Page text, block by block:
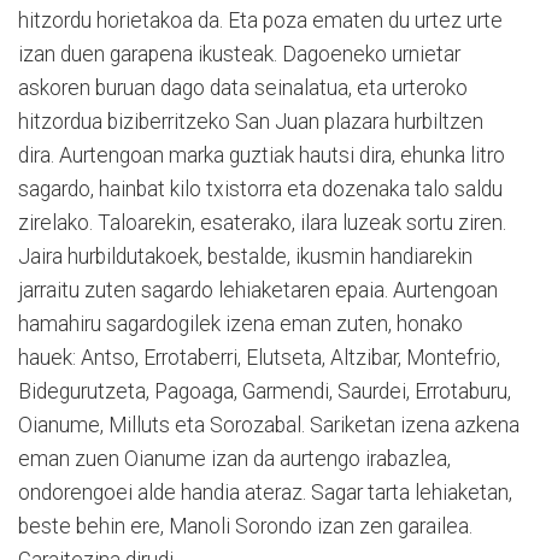
hitzordu horietakoa da. Eta poza ematen du urtez urte
izan duen garapena ikusteak. Dagoeneko urnietar
askoren buruan dago data seinalatua, eta urteroko
hitzordua biziberritzeko San Juan plazara hurbiltzen
dira. Aurtengoan marka guztiak hautsi dira, ehunka litro
sagardo, hainbat kilo txistorra eta dozenaka talo saldu
zirelako. Taloarekin, esaterako, ilara luzeak sortu ziren.
Jaira hurbildutakoek, bestalde, ikusmin handiarekin
jarraitu zuten sagardo lehiaketaren epaia. Aurtengoan
hamahiru sagardogilek izena eman zuten, honako
hauek: Antso, Errotaberri, Elutseta, Altzibar, Montefrio,
Bidegurutzeta, Pagoaga, Garmendi, Saurdei, Errotaburu,
Oianume, Milluts eta Sorozabal. Sariketan izena azkena
eman zuen Oianume izan da aurtengo irabazlea,
ondorengoei alde handia ateraz. Sagar tarta lehiaketan,
beste behin ere, Manoli Sorondo izan zen garailea.